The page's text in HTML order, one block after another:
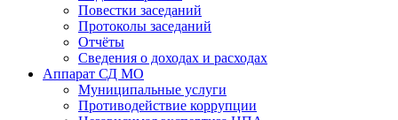
Повестки заседаний
Протоколы заседаний
Отчёты
Сведения о доходах и расходах
Аппарат СД МО
Муниципальные услуги
Противодействие коррупции